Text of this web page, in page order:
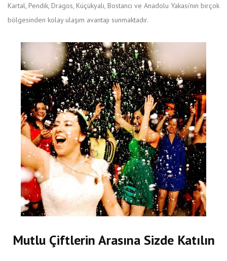
Kartal, Pendik, Dragos, Küçükyalı, Bostancı ve Anadolu Yakası'nın birçok
bölgesinden kolay ulaşım avantajı sunmaktadır.
Mutlu Çiftlerin Arasına Sizde Katılın